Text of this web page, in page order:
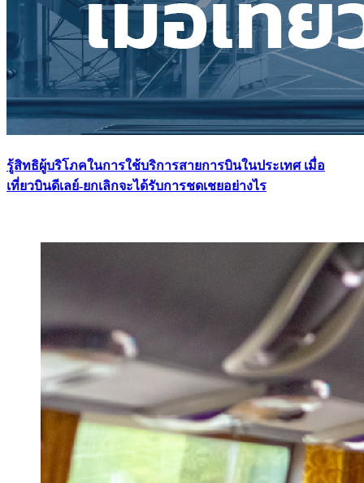
รู้สิทธิผู้บริโภคในการใช้บริการสายการบินในประเทศ เมื่อ
เที่ยวบินดีเลย์-ยกเลิกจะได้รับการชดเชยอย่างไร